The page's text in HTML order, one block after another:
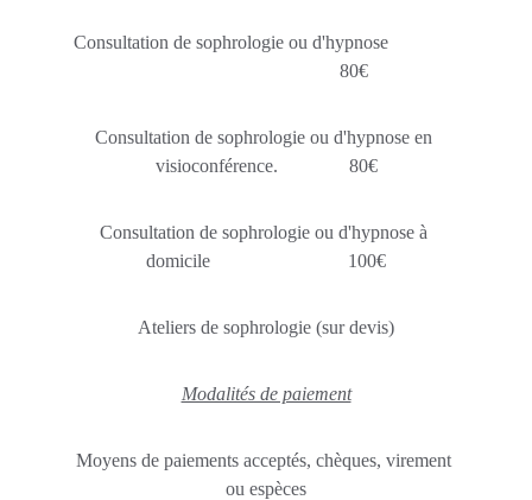
Consultation de sophrologie ou d'hypnose
                                     80€
Consultation de sophrologie ou d'hypnose en
visioconférence.               80€
Consultation de sophrologie ou d'hypnose à
domicile                             100€
Ateliers de sophrologie (sur devis)
Modalités de paiement
Moyens de paiements acceptés, chèques, virement
ou espèces